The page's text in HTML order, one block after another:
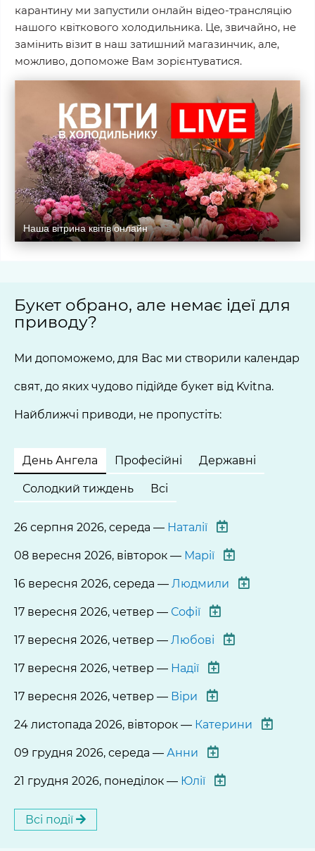
карантину ми запустили онлайн відео-трансляцію
нашого квіткового холодильника. Це, звичайно, не
замінить візит в наш затишний магазинчик, але,
можливо, допоможе Вам зорієнтуватися.
Наша вітрина квітів онлайн
Букет обрано, але немає ідеї для
приводу?
Ми допоможемо, для Вас ми створили календар
свят, до яких чудово підійде букет від Kvitna.
Найближчі приводи, не пропустіть:
День Ангела Професійні Державні
Солодкий тиждень Всі
26 серпня 2026, середа — Наталії
08 вересня 2026, вівторок — Марії
16 вересня 2026, середа — Людмили
17 вересня 2026, четвер — Софії
17 вересня 2026, четвер — Любові
17 вересня 2026, четвер — Надії
17 вересня 2026, четвер — Віри
24 листопада 2026, вівторок — Катерини
09 грудня 2026, середа — Анни
21 грудня 2026, понеділок — Юлії
Всі події